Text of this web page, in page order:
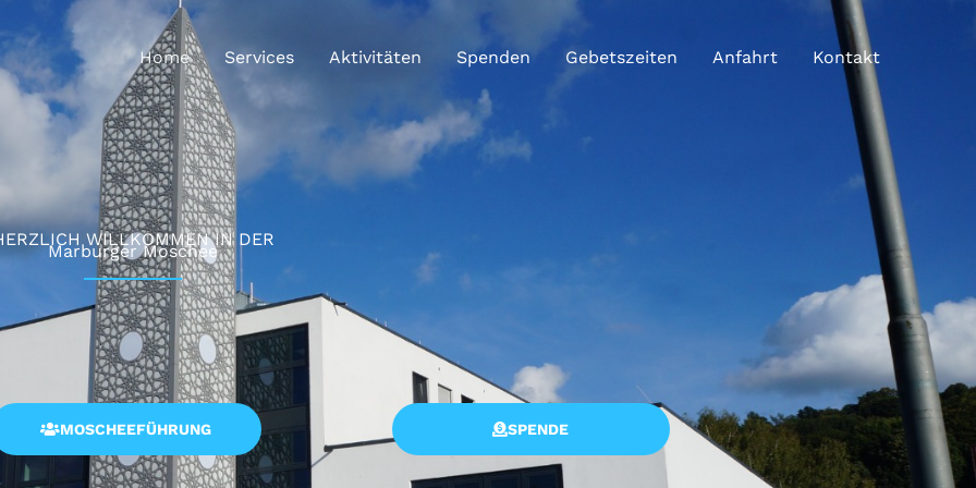
Home Services Aktivitäten Spenden Gebetszeiten Anfahrt Kontakt
WILLKOMMEN IN DER
Marburger Moschee
MOSCHEEFÜHRUNG SPENDE